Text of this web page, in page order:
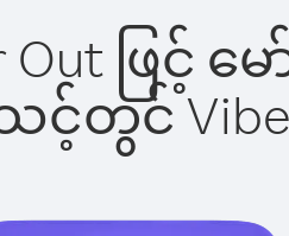
Out ဖြင့်
င့်တွင်